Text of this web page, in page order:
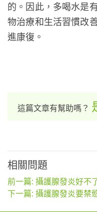
的。因此，多喝水是
物治療和生活習慣改
進康復。
這篇文章有幫助嗎？
相關問題
前一篇: 攝護腺發炎好不
下一篇: 攝護腺發炎要禁